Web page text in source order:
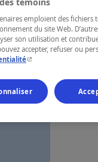
emploient des fichiers
du site Web.
son utilisation et
accepter, refuser ou
- Cet hyperlien